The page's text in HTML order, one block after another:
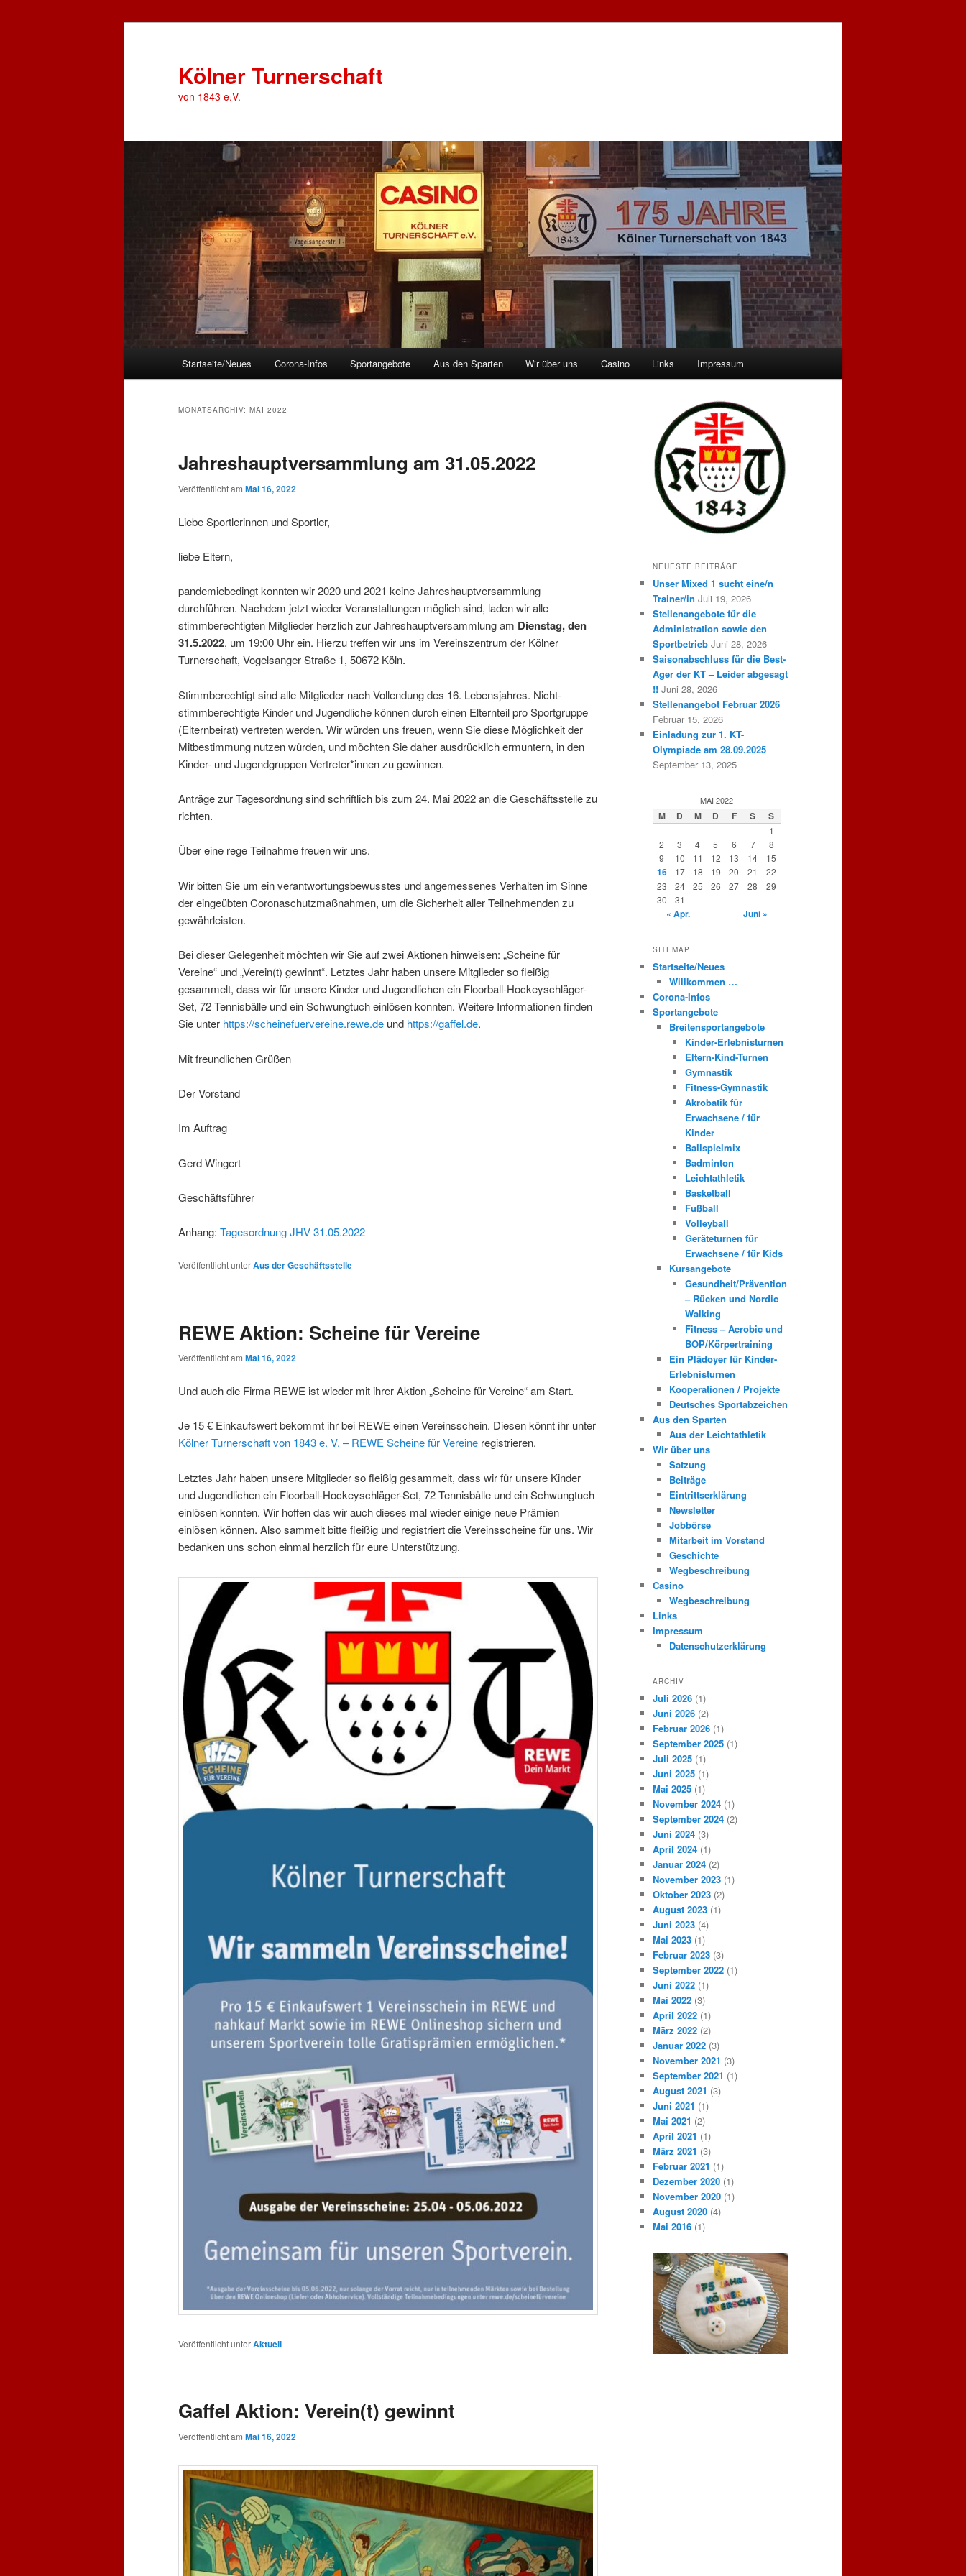
Kölner Turnerschaft
von 1843 e.V.
Startseite/Neues Corona-Infos Sportangebote Aus den Sparten Wir über uns Casino Links Impressum
MONATSARCHIV: MAI 2022
Jahreshauptversammlung am 31.05.2022
Veröffentlicht am Mai 16, 2022
Liebe Sportlerinnen und Sportler,
liebe Eltern,
pandemiebedingt konnten wir 2020 und 2021 keine Jahreshauptversammlung
durchführen. Nachdem jetzt wieder Veranstaltungen möglich sind, laden wir alle
stimmberechtigten Mitglieder herzlich zur Jahreshauptversammlung am Dienstag, den
31.5.2022, um 19:00 Uhr ein. Hierzu treffen wir uns im Vereinszentrum der Kölner
Turnerschaft, Vogelsanger Straße 1, 50672 Köln.
Stimmberechtigt sind alle Mitglieder nach Vollendung des 16. Lebensjahres. Nicht-
stimmberechtigte Kinder und Jugendliche können durch einen Elternteil pro Sportgruppe
(Elternbeirat) vertreten werden. Wir würden uns freuen, wenn Sie diese Möglichkeit der
Mitbestimmung nutzen würden, und möchten Sie daher ausdrücklich ermuntern, in den
Kinder- und Jugendgruppen Vertreter*innen zu gewinnen.
Anträge zur Tagesordnung sind schriftlich bis zum 24. Mai 2022 an die Geschäftsstelle zu
richten.
Über eine rege Teilnahme freuen wir uns.
Wir bitten Sie um ein verantwortungsbewusstes und angemessenes Verhalten im Sinne
der eingeübten Coronaschutzmaßnahmen, um die Sicherheit aller Teilnehmenden zu
gewährleisten.
Bei dieser Gelegenheit möchten wir Sie auf zwei Aktionen hinweisen: „Scheine für
Vereine“ und „Verein(t) gewinnt“. Letztes Jahr haben unsere Mitglieder so fleißig
gesammelt, dass wir für unsere Kinder und Jugendlichen ein Floorball-Hockeyschläger-
Set, 72 Tennisbälle und ein Schwungtuch einlösen konnten. Weitere Informationen finden
Sie unter https://scheinefuervereine.rewe.de und https://gaffel.de.
Mit freundlichen Grüßen
Der Vorstand
Im Auftrag
Gerd Wingert
Geschäftsführer
Anhang: Tagesordnung JHV 31.05.2022
Veröffentlicht unterAus der Geschäftsstelle
REWE Aktion: Scheine für Vereine
Veröffentlicht am Mai 16, 2022
Und auch die Firma REWE ist wieder mit ihrer Aktion „Scheine für Vereine“ am Start.
Je 15 € Einkaufswert bekommt ihr bei REWE einen Vereinsschein. Diesen könnt ihr unter
Kölner Turnerschaft von 1843 e. V. – REWE Scheine für Vereine registrieren.
Letztes Jahr haben unsere Mitglieder so fleißig gesammelt, dass wir für unsere Kinder
und Jugendlichen ein Floorball-Hockeyschläger-Set, 72 Tennisbälle und ein Schwungtuch
einlösen konnten. Wir hoffen das wir auch dieses mal wieder einige neue Prämien
einlösen können. Also sammelt bitte fleißig und registriert die Vereinsscheine für uns. Wir
bedanken uns schon einmal herzlich für eure Unterstützung.
Veröffentlicht unterAktuell
Gaffel Aktion: Verein(t) gewinnt
Veröffentlicht am Mai 16, 2022
NEUESTE BEITRÄGE
Unser Mixed 1 sucht eine/n
Trainer/in Juli 19, 2026
Stellenangebote für die
Administration sowie den
Sportbetrieb Juni 28, 2026
Saisonabschluss für die Best-
Ager der KT – Leider abgesagt
!! Juni 28, 2026
Stellenangebot Februar 2026
Februar 15, 2026
Einladung zur 1. KT-
Olympiade am 28.09.2025
September 13, 2025
MAI 2022
M D M D F S S
1
2
3 4 5 6 7
8
9
10 11 12 13 14 15
16 17 18 19 20 21
22
23
24 25 26 27 28
29
30
31
« Apr. Juni »
SITEMAP
Startseite/Neues
Willkommen …
Corona-Infos
Sportangebote
Breitensportangebote
Kinder-Erlebnisturnen
Eltern-Kind-Turnen
Gymnastik
Fitness-Gymnastik
Akrobatik für
Erwachsene / für
Kinder
Ballspielmix
Badminton
Leichtathletik
Basketball
Fußball
Volleyball
Geräteturnen für
Erwachsene / für Kids
Kursangebote
Gesundheit/Prävention
– Rücken und Nordic
Walking
Fitness – Aerobic und
BOP/Körpertraining
Ein Plädoyer für Kinder-
Erlebnisturnen
Kooperationen / Projekte
Deutsches Sportabzeichen
Aus den Sparten
Aus der Leichtathletik
Wir über uns
Satzung
Beiträge
Eintrittserklärung
Newsletter
Jobbörse
Mitarbeit im Vorstand
Geschichte
Wegbeschreibung
Casino
Wegbeschreibung
Links
Impressum
Datenschutzerklärung
ARCHIV
Juli 2026 (1)
Juni 2026 (2)
Februar 2026 (1)
September 2025 (1)
Juli 2025 (1)
Juni 2025 (1)
Mai 2025 (1)
November 2024 (1)
September 2024 (2)
Juni 2024 (3)
April 2024 (1)
Januar 2024 (2)
November 2023 (1)
Oktober 2023 (2)
August 2023 (1)
Juni 2023 (4)
Mai 2023 (1)
Februar 2023 (3)
September 2022 (1)
Juni 2022 (1)
Mai 2022 (3)
April 2022 (1)
März 2022 (2)
Januar 2022 (3)
November 2021 (3)
September 2021 (1)
August 2021 (3)
Juni 2021 (1)
Mai 2021 (2)
April 2021 (1)
März 2021 (3)
Februar 2021 (1)
Dezember 2020 (1)
November 2020 (1)
August 2020 (4)
Mai 2016 (1)